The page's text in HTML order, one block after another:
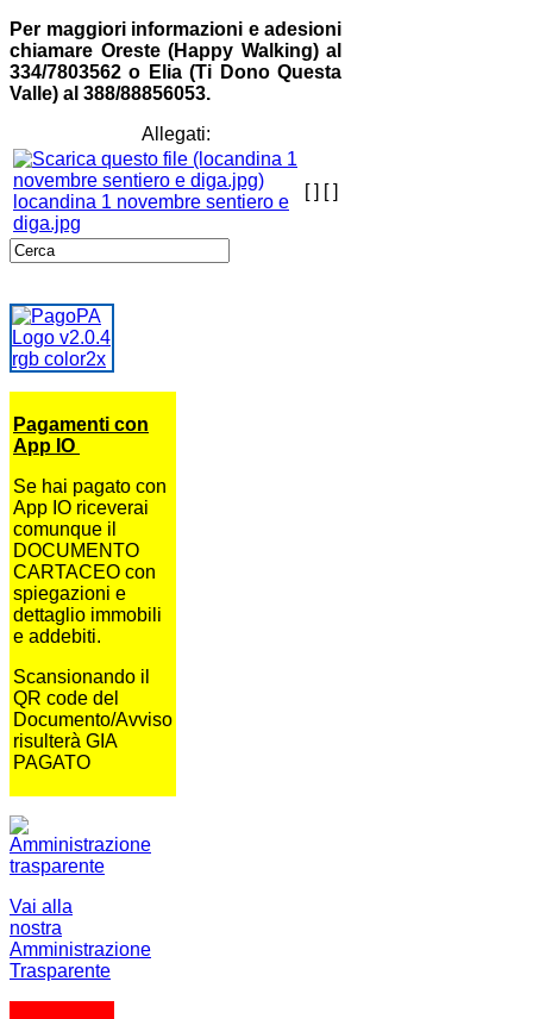
Per maggiori informazioni e adesioni
chiamare Oreste (Happy Walking) al
334/7803562 o Elia (Ti Dono Questa
Valle) al 388/88856053.
Allegati:
locandina 1 novembre sentiero e
diga.jpg
[ ] [ ]
Pagamenti con
App IO
Se hai pagato con
App IO riceverai
comunque il
DOCUMENTO
CARTACEO con
spiegazioni e
dettaglio immobili
e addebiti.
Scansionando il
QR code del
Documento/Avviso
risulterà GIA
PAGATO
Vai alla
nostra
Amministrazione
Trasparente